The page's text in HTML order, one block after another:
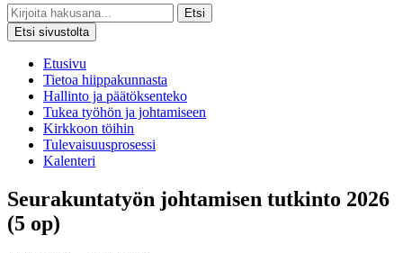
Etsi
Etsi sivustolta
Etusivu
Tietoa hiippakunnasta
Hallinto ja päätöksenteko
Tukea työhön ja johtamiseen
Kirkkoon töihin
Tulevaisuusprosessi
Kalenteri
Seurakuntatyön johtamisen tutkinto 2026
(5 op)